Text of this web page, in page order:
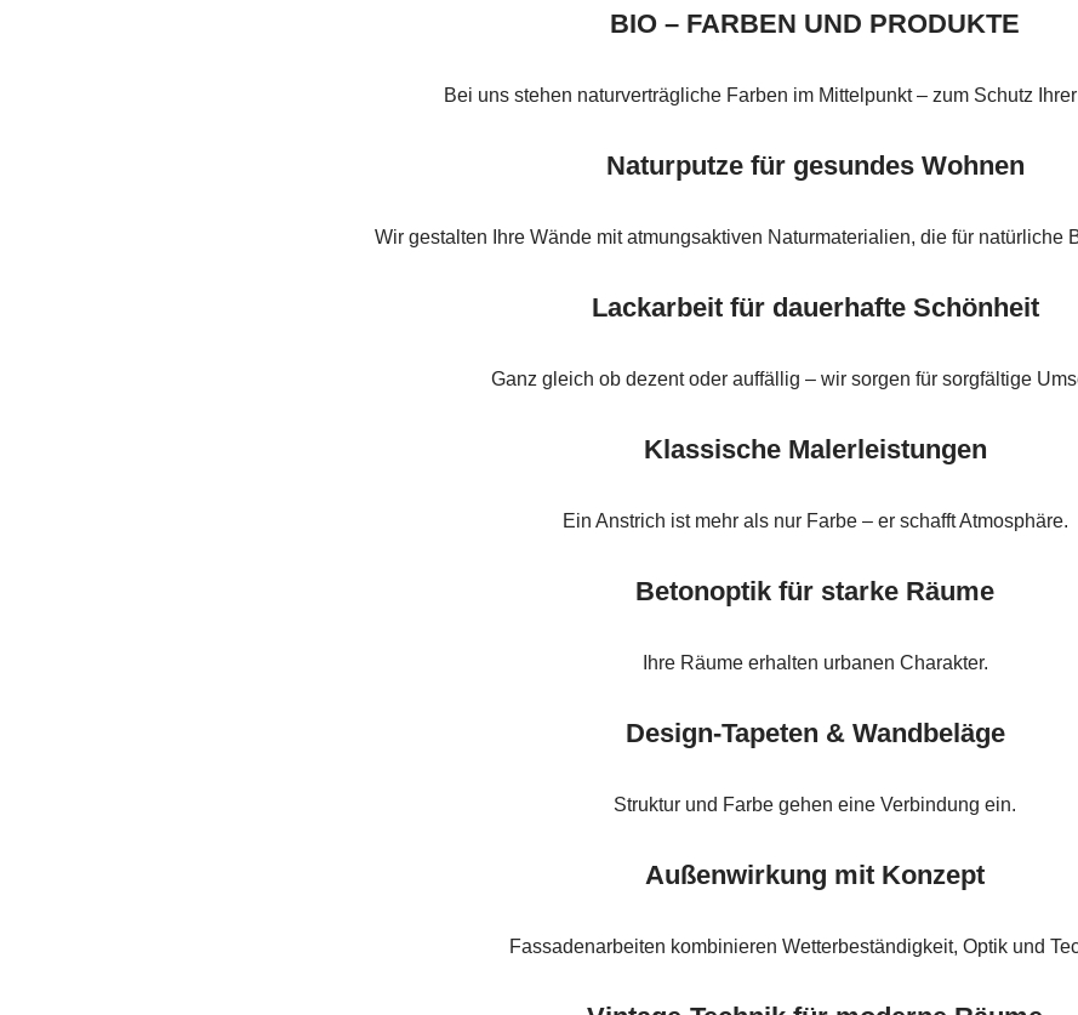
BIO – FARBEN UND PRODUKTE
Bei uns stehen naturverträgliche Farben im Mittelpunkt – zum Schutz
Naturputze für gesundes Wohnen
Wir gestalten Ihre Wände mit atmungsaktiven Naturmaterialien, die für natürliche
Lackarbeit für dauerhafte Schönheit
Ganz gleich ob dezent oder auffällig – wir sorgen für sorgfältige
Klassische Malerleistungen
Ein Anstrich ist mehr als nur Farbe – er schafft Atmosphäre.
Betonoptik für starke Räume
Ihre Räume erhalten urbanen Charakter.
Design-Tapeten & Wandbeläge
Struktur und Farbe gehen eine Verbindung ein.
Außenwirkung mit Konzept
Fassadenarbeiten kombinieren Wetterbeständigkeit, Optik und